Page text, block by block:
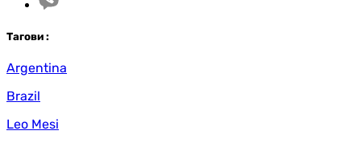
Тагови :
Argentina
Brazil
Leo Mesi